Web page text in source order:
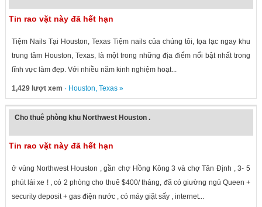
Tin rao vặt này đã hết hạn
Tiệm Nails Tại Houston, Texas Tiệm nails của chúng tôi, tọa lạc ngay khu
trung tâm Houston, Texas, là một trong những địa điểm nổi bật nhất trong
lĩnh vực làm đẹp. Với nhiều năm kinh nghiệm hoạt...
1,429 lượt xem · Houston, Texas»
Cho thuê phòng khu Northwest Houston .
Tin rao vặt này đã hết hạn
ở vùng Northwest Houston , gần chợ Hồng Kông 3 và chợ Tân Định , 3- 5
phút lái xe ! , có 2 phòng cho thuê $400/ tháng, đã có giường ngủ Queen +
security deposit + gas điện nước , có máy giặt sấy , internet...